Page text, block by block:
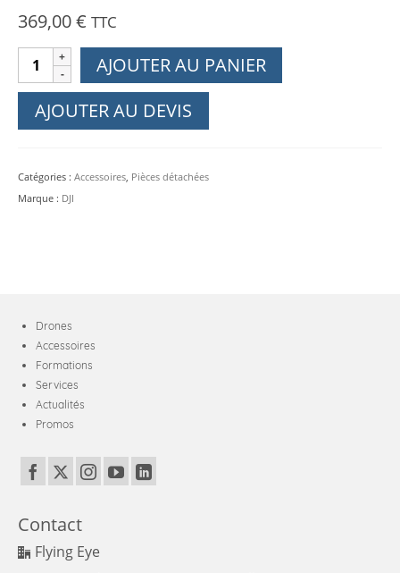
369,00€ TTC
quantité
de
pour
moniteur
AJOUTER AU PANIER
AJOUTER AU DEVIS
Catégories : Accessoires, Pièces détachées
Marque : DJI
Drones
Accessoires
Formations
Services
Actualités
Promos
Contact
Flying Eye